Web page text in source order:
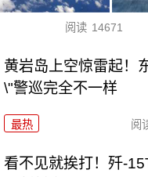
阅读 14671
黄岩岛上空惊雷起！
\"警巡完全不一样
最热 阅
看不见就挨打！歼-